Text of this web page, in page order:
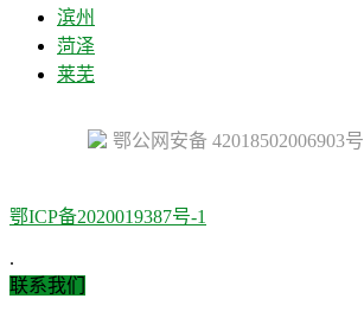
滨州
菏泽
莱芜
鄂公网安备 42018502006903号
鄂ICP备2020019387号-1
.
联系我们